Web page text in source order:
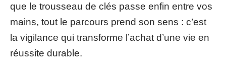
que le trousseau de clés passe enfin entre vos
mains, tout le parcours prend son sens : c’est
la vigilance qui transforme l’achat d’une vie en
réussite durable.